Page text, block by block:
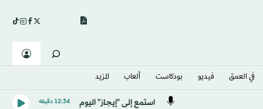
في العمق فيديو بودكاست ألعاب المزيد
استمع إلى "إيجاز" اليوم 12:34 دقيقه